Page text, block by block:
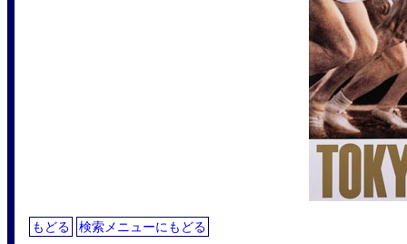
もどる 検索メニューにもどる